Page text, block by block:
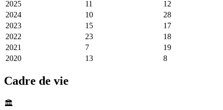
2025
11
12
2024
10
28
2023
15
17
2022
23
18
2021
7
19
2020
13 8
Cadre de vie
🏛️